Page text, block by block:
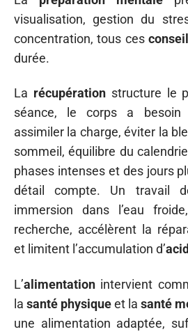
visualisation, gestion du
concentration, tous ces
durée.
La récupérationstructure le
séance, le corps a
assimiler la charge, éviter la
sommeil, équilibre du
phases intenses et des jours
détail compte. Un travail
immersion dans l’eau
recherche, accélèrent la
et limitent l’accumulation d’
L’alimentation intervient
la santé physiqueet la santé
une alimentation adaptée,